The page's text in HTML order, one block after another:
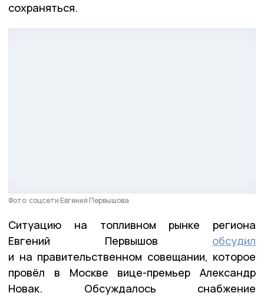
сохраняться.
Фото: соцсети Евгения Первышова
Ситуацию на топливном рынке региона
Евгений Первышов обсудил
и на правительственном совещании, которое
провёл в Москве вице-премьер Александр
Новак. Обсуждалось снабжение